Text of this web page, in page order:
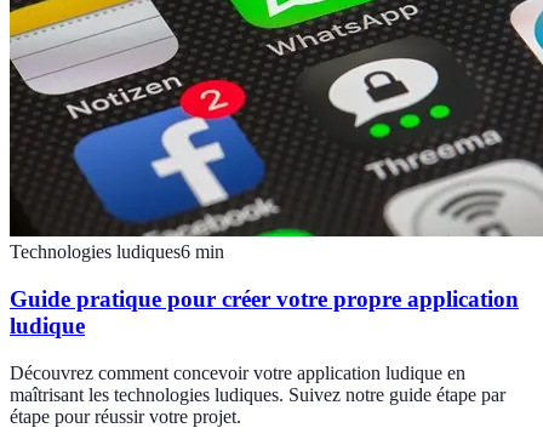
Technologies ludiques6 min
Guide pratique pour créer votre propre application
ludique
Découvrez comment concevoir votre application ludique en
maîtrisant les technologies ludiques. Suivez notre guide étape par
étape pour réussir votre projet.